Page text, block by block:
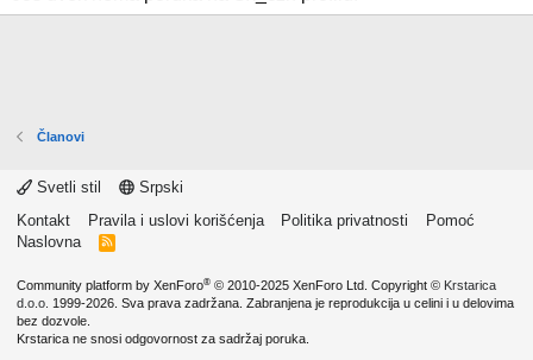
Članovi
Svetli stil
Srpski
Kontakt
Pravila i uslovi korišćenja Politika privatnosti
Pomoć
Naslovna
R
Community platform by XenForo® © 2010-2025 XenForo Ltd. Copyright © Krstarica
d.o.o. 1999-2026. Sva prava zadržana. Zabranjena je reprodukcija u celini i u delovima
bez dozvole.
Krstarica ne snosi odgovornost za sadržaj poruka.